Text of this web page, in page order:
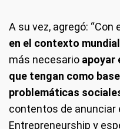
A su vez, agregó: “Con
en el contexto mundial
más necesario apoyar
que tengan como
problemáticas
contentos de anunciar
Entrepreneurship y